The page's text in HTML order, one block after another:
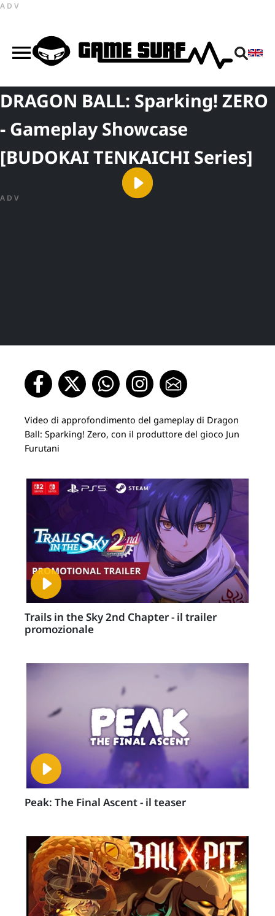
ADV
DRAGON BALL: Sparking! ZERO
- Gameplay Showcase
[BUDOKAI TENKAICHI Series]
ADV
Video di approfondimento del gameplay di Dragon
Ball: Sparking! Zero, con il produttore del gioco Jun
Furutani
Trails in the Sky 2nd Chapter - il trailer
promozionale
Peak: The Final Ascent - il teaser